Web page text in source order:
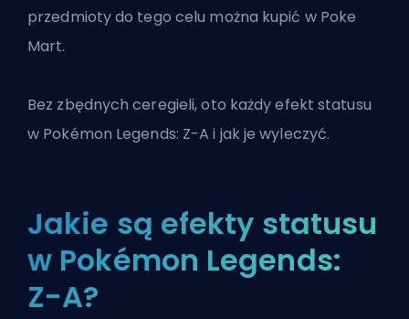
przedmioty do tego celu można kupić w Poke
Mart.
Bez zbędnych ceregieli, oto każdy efekt statusu
w Pokémon Legends: Z-A i jak je wyleczyć.
Jakie są efekty statusu
w Pokémon Legends:
Z-A?